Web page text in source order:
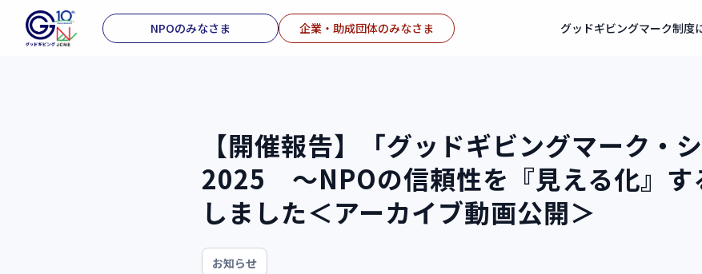
NPOのみなさま 企業・助成団体のみなさま グッドギビングマーク制度
【開催報告】「グッドギビングマーク・
2025 ～NPOの信頼性を『見える化』す
しました＜アーカイブ動画公開＞
お知らせ